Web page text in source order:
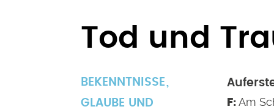
Tod und
BEKENNTNISSE
GLAUBE UND
Am